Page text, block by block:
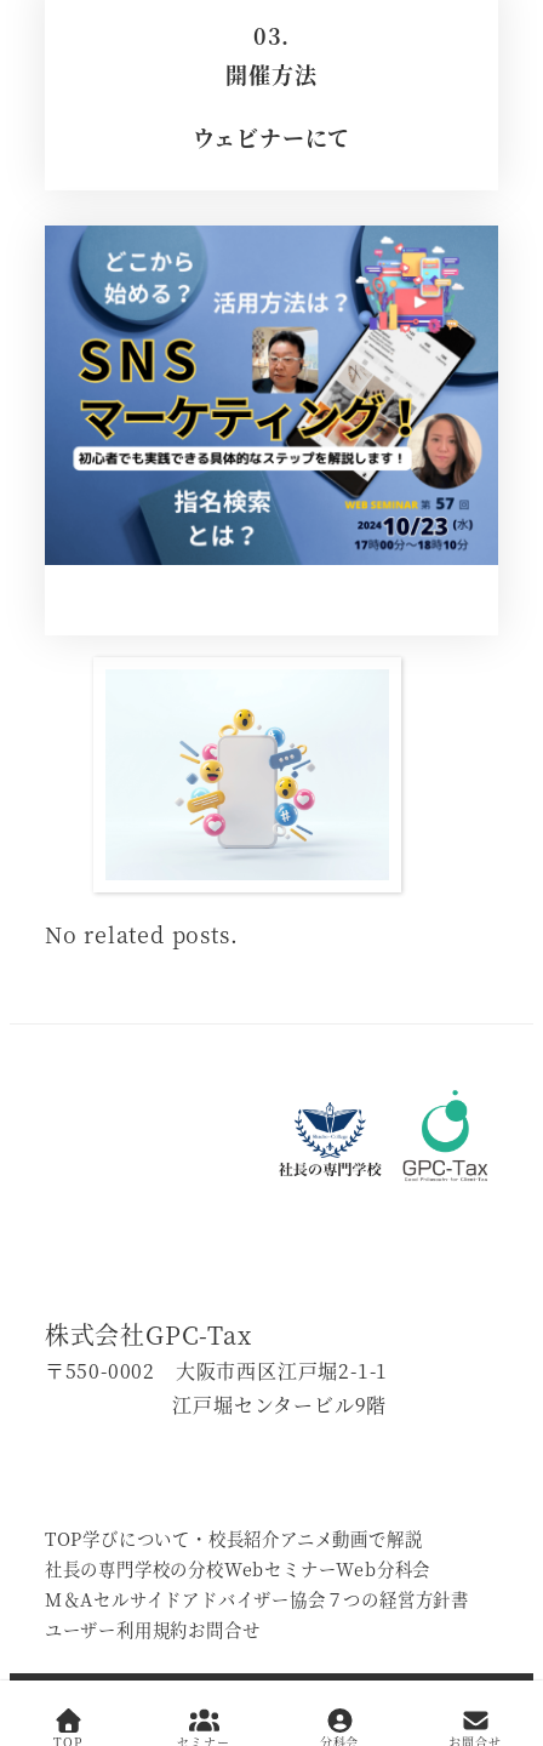
03.
開催方法
ウェビナーにて
No related posts.
株式会社GPC-Tax
〒550-0002 大阪市西区江戸堀2-1-1
江戸堀センタービル9階
TOP学びについて・校長紹介アニメ動画で解説
社長の専門学校の分校WebセミナーWeb分科会
М＆Aセルサイドアドバイザー協会７つの経営方針書
ユーザー利用規約お問合せ
Copyright © 社長の専門学校 All Rights
TOP セミナー 分科会 お問合せ